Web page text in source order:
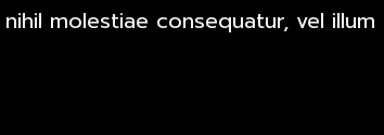
molestiae consequatur, vel